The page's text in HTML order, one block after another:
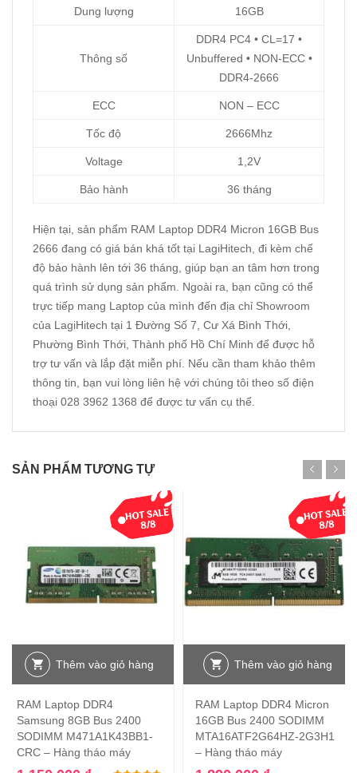
Dung lượng 16GB
Thông số
DDR4 PC4 • CL=17 •
Unbuffered • NON-ECC •
DDR4-2666
ECC NON – ECC
Tốc độ 2666Mhz
Voltage 1,2V
Bảo hành 36 tháng
Hiện tại, sản phẩm RAM Laptop DDR4 Micron 16GB Bus
2666 đang có giá bán khá tốt tại LagiHitech, đi kèm chế
độ bảo hành lên tới 36 tháng, giúp bạn an tâm hơn trong
quá trình sử dụng sản phẩm. Ngoài ra, bạn cũng có thể
trực tiếp mang Laptop của mình đến địa chỉ Showroom
của LagiHitech tại 1 Đường Số 7, Cư Xá Bình Thới,
Phường Bình Thới, Thành phố Hồ Chí Minh để được hỗ
trợ tư vấn và lắp đặt miễn phí. Nếu cần tham khảo thêm
thông tin, bạn vui lòng liên hệ với chúng tôi theo số điện
thoại 028 3962 1368 để được tư vấn cụ thể.
SẢN PHẨM TƯƠNG TỰ
Thêm vào giỏ hàng
RAM Laptop DDR4
Samsung 8GB Bus 2400
SODIMM M471A1K43BB1-
CRC – Hàng tháo máy
Thêm vào giỏ hàng
RAM Laptop DDR4 Micron
16GB Bus 2400 SODIMM
MTA16ATF2G64HZ-2G3H1
– Hàng tháo máy